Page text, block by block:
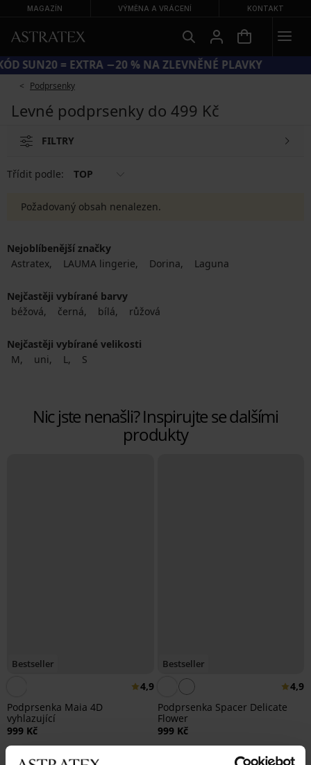
MAGAZÍN VÝMĚNA A VRÁCENÍ KONTAKT
KÓD SUN20 = EXTRA −20 % NA ZLEVNĚNÉ PLAVKY
Podprsenky
Levné podprsenky do 499 Kč
FILTRY
Třídit podle: TOP
Požadovaný obsah nenalezen.
Nejoblíbenější značky
Astratex
LAUMA lingerie Dorina Laguna
Nejčastěji vybírané barvy
béžová
černá bílá růžová
Nejčastěji vybírané velikosti
M
uni L S
Nic jste nenašli? Inspirujte se dalšími
produkty
Bestseller
4,9
Podprsenka Maia 4D
vyhlazující
999 Kč
Bestseller
4,9
Podprsenka Spacer Delicate
Flower
999 Kč